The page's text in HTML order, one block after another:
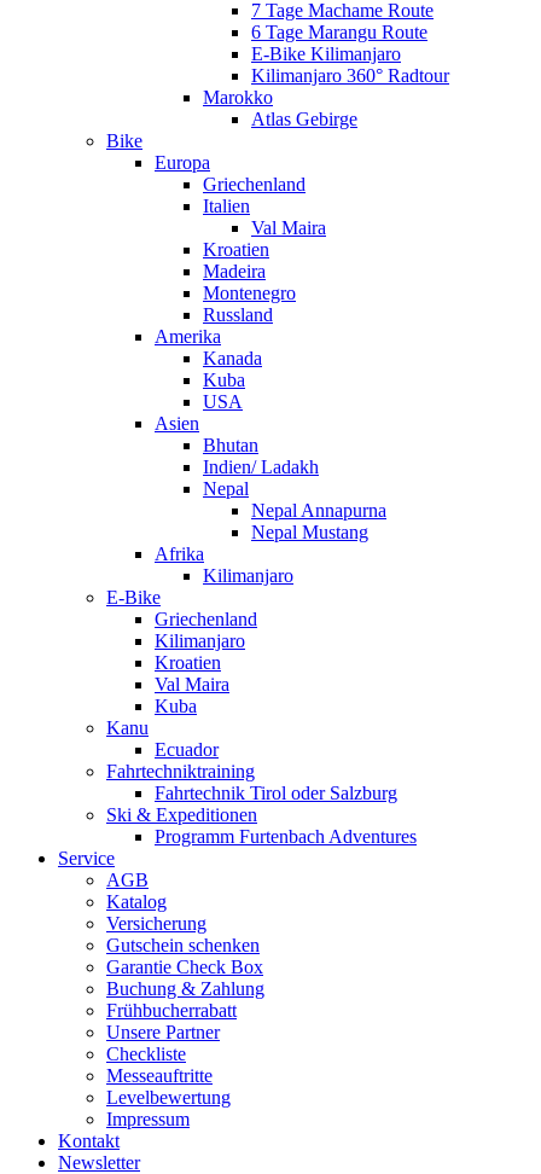
7 Tage Machame Route
6 Tage Marangu Route
E-Bike Kilimanjaro
Kilimanjaro 360° Radtour
Marokko
Atlas Gebirge
Bike
Europa
Griechenland
Italien
Val Maira
Kroatien
Madeira
Montenegro
Russland
Amerika
Kanada
Kuba
USA
Asien
Bhutan
Indien/ Ladakh
Nepal
Nepal Annapurna
Nepal Mustang
Afrika
Kilimanjaro
E-Bike
Griechenland
Kilimanjaro
Kroatien
Val Maira
Kuba
Kanu
Ecuador
Fahrtechniktraining
Fahrtechnik Tirol oder Salzburg
Ski & Expeditionen
Programm Furtenbach Adventures
Service
AGB
Katalog
Versicherung
Gutschein schenken
Garantie Check Box
Buchung & Zahlung
Frühbucherrabatt
Unsere Partner
Checkliste
Messeauftritte
Levelbewertung
Impressum
Kontakt
Newsletter